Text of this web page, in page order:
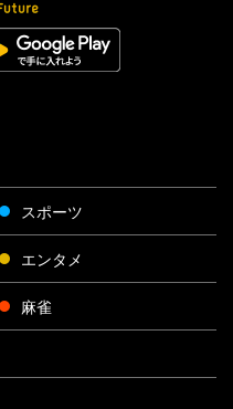
スポーツ
エンタメ
麻雀